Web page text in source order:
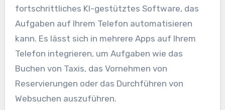
fortschrittliches KI-gestütztes Software, das
Aufgaben auf Ihrem Telefon automatisieren
kann. Es lässt sich in mehrere Apps auf Ihrem
Telefon integrieren, um Aufgaben wie das
Buchen von Taxis, das Vornehmen von
Reservierungen oder das Durchführen von
Websuchen auszuführen.